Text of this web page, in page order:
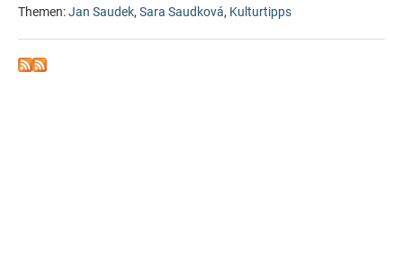
Themen:Jan Saudek, Sara Saudková, Kulturtipps